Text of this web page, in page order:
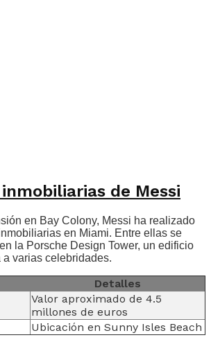
de Messi
en Bay Colony, Messi ha realizado
en Miami. Entre ellas se
la Porsche Design Tower, un edificio
varias celebridades.
Detalles
Valor aproximado de 4.5
millones de euros
Ubicación en Sunny Isles Beach